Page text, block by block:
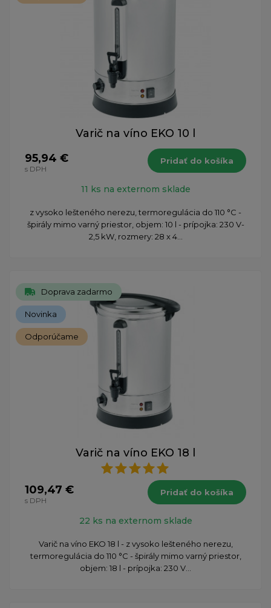
Varič na víno EKO 10 l
95,94 €
s DPH
Pridať do košíka
11 ks na externom sklade
z vysoko lešteného nerezu, termoregulácia do 110 °C -
špirály mimo varný priestor, objem: 10 l - prípojka: 230 V-
2,5 kW, rozmery: 28 x 4...
Doprava zadarmo
Novinka
Odporúčame
Varič na víno EKO 18 l
109,47 €
s DPH
Pridať do košíka
22 ks na externom sklade
Varič na víno EKO 18 l - z vysoko lešteného nerezu,
termoregulácia do 110 °C - špirály mimo varný priestor,
objem: 18 l - prípojka: 230 V...